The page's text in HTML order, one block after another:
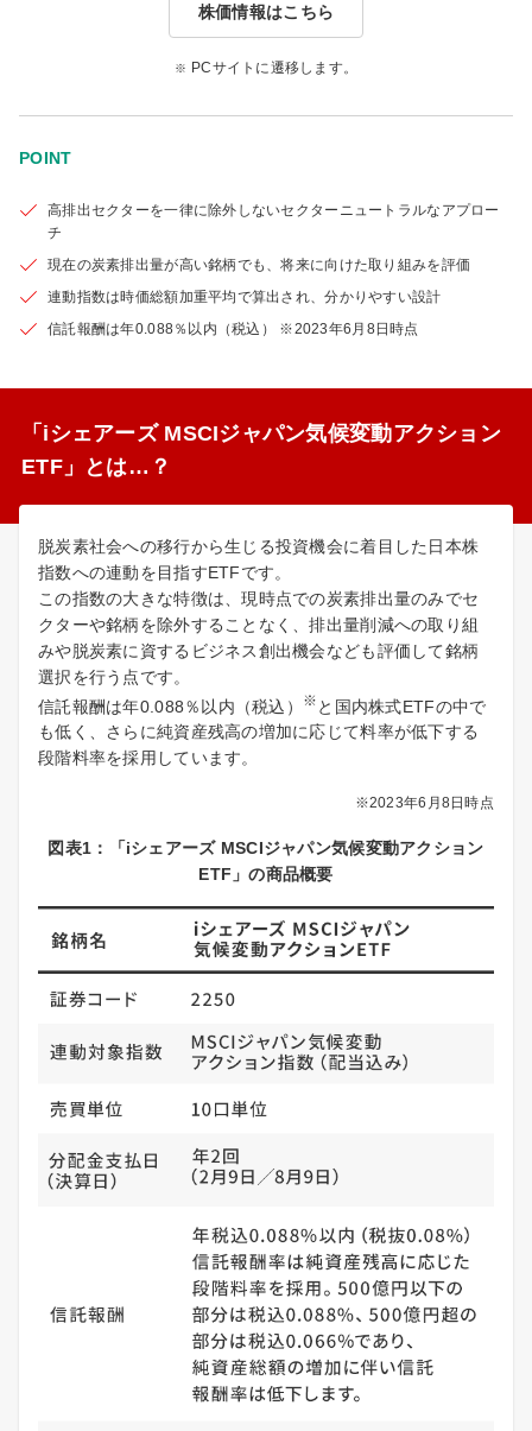
株価情報はこちら
PCサイトに遷移します。
POINT
高排出セクターを一律に除外しないセクターニュートラルなアプロー
チ
現在の炭素排出量が高い銘柄でも、将来に向けた取り組みを評価
連動指数は時価総額加重平均で算出され、分かりやすい設計
信託報酬は年0.088％以内（税込） ※2023年6月8日時点
「iシェアーズ MSCIジャパン気候変動アクション
ETF」とは…？
脱炭素社会への移行から生じる投資機会に着目した日本株
指数への連動を目指すETFです。
この指数の大きな特徴は、現時点での炭素排出量のみでセ
クターや銘柄を除外することなく、排出量削減への取り組
みや脱炭素に資するビジネス創出機会なども評価して銘柄
選択を行う点です。
信託報酬は年0.088％以内（税込）
※ と国内株式ETFの中で
も低く、さらに純資産残高の増加に応じて料率が低下する
段階料率を採用しています。
※2023年6月8日時点
図表1：「iシェアーズ MSCIジャパン気候変動アクション
ETF」の商品概要